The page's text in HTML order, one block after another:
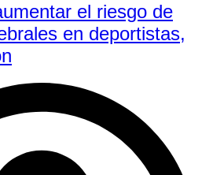
el riesgo de
en deportistas,